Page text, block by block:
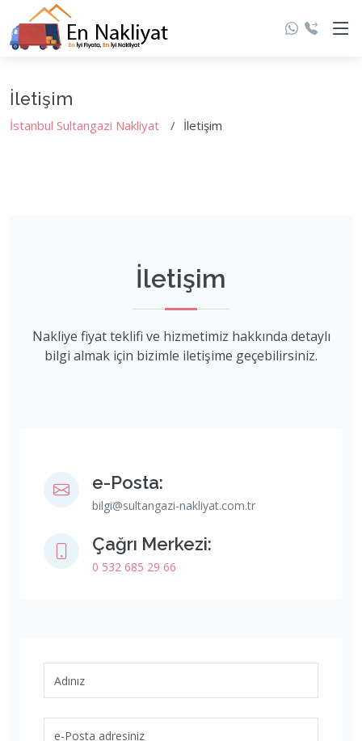
İletişim
İstanbul Sultangazi Nakliyat İletişim
İletişim
Nakliye fiyat teklifi ve hizmetimiz hakkında detaylı
bilgi almak için bizimle iletişime geçebilirsiniz.
e-Posta:
bilgi@sultangazi-nakliyat.com.tr
Çağrı Merkezi:
0 532 685 29 66